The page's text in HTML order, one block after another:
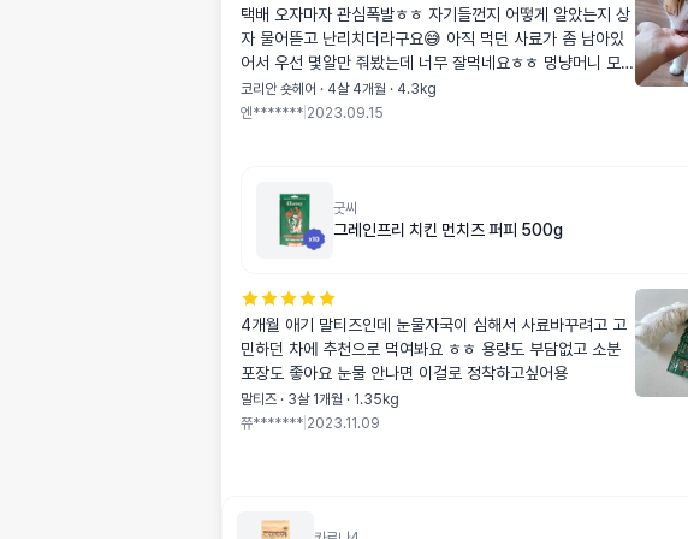
택배 오자마자 관심폭발ㅎㅎ 자기들껀지 어떻게 알았는지 상
자 물어뜯고 난리치더라구요😅 아직 먹던 사료가 좀 남아있
어서 우선 몇알만 줘봤는데 너무 잘먹네요ㅎㅎ 멍냥머니 모인
게 좀 있어서 5키로짜리로 시켰는데 큰걸로 시키길 잘했어
요. 입맛 까다로운 둘째도 오독오독 잘 먹어요~ 사냥놀이 후
분이 지퍼팩처럼 된게 아니라 신기하게 생겼어요
코리안 숏헤어 · 4살 4개월 · 4.3kg
엔******* 2023.09.15
굿씨
그레인프리 치킨 먼치즈 퍼피 500g
4개월 애기 말티즈인데 눈물자국이 심해서 사료바꾸려고 고
민하던 차에 추천으로 먹여봐요 ㅎㅎ 용량도 부담없고 소분
포장도 좋아요 눈물 안나면 이걸로 정착하고싶어용
말티즈 · 3살 1개월 · 1.35kg
쮸******* 2023.11.09